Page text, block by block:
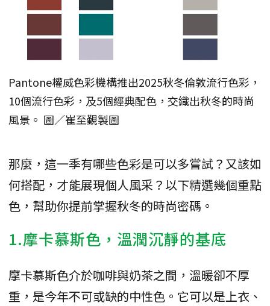
Pantone權威色彩機構推出2025秋冬倫敦流行色彩，
10個流行色彩，及5個經典配色，交織出秋冬的時尚
風景。 圖／崔至覲製圖
那麼，這一季有哪些色彩是可以多嘗試？又該如
何搭配，才能展現個人風采？以下精選幾個重點
色，幫助你提前掌握秋冬的時尚密碼。
1.摩卡慕斯色，溫潤沉靜的基底
摩卡慕斯色介於咖啡與奶茶之間，溫暖卻不厚
重，是今年不可或缺的中性色。它可以是上衣、